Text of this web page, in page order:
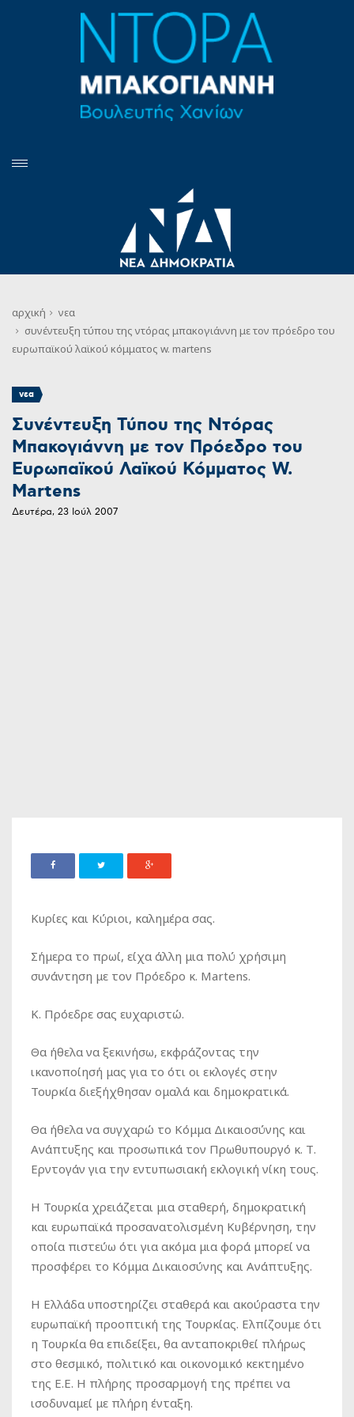
αρχική
νεα
συνέντευξη τύπου της ντόρας μπακογιάννη με τον πρόεδρο του
ευρωπαϊκού λαϊκού κόμματος w. martens
νεα
Συνέντευξη Τύπου της Ντόρας
Μπακογιάννη με τον Πρόεδρο του
Ευρωπαϊκού Λαϊκού Κόμματος W.
Martens
Δευτέρα, 23 Ιούλ 2007
Κυρίες και Κύριοι, καλημέρα σας.
Σήμερα το πρωί, είχα άλλη μια πολύ χρήσιμη
συνάντηση με τον Πρόεδρο κ. Martens.
K. Πρόεδρε σας ευχαριστώ.
Θα ήθελα να ξεκινήσω, εκφράζοντας την
ικανοποίησή μας για το ότι οι εκλογές στην
Τουρκία διεξήχθησαν ομαλά και δημοκρατικά.
Θα ήθελα να συγχαρώ το Κόμμα Δικαιοσύνης και
Ανάπτυξης και προσωπικά τον Πρωθυπουργό κ. Τ.
Ερντογάν για την εντυπωσιακή εκλογική νίκη τους.
Η Τουρκία χρειάζεται μια σταθερή, δημοκρατική
και ευρωπαϊκά προσανατολισμένη Κυβέρνηση, την
οποία πιστεύω ότι για ακόμα μια φορά μπορεί να
προσφέρει το Κόμμα Δικαιοσύνης και Ανάπτυξης.
Η Ελλάδα υποστηρίζει σταθερά και ακούραστα την
ευρωπαϊκή προοπτική της Τουρκίας. Ελπίζουμε ότι
η Τουρκία θα επιδείξει, θα ανταποκριθεί πλήρως
στο θεσμικό, πολιτικό και οικονομικό κεκτημένο
της Ε.Ε. Η πλήρης προσαρμογή της πρέπει να
ισοδυναμεί με πλήρη ένταξη.